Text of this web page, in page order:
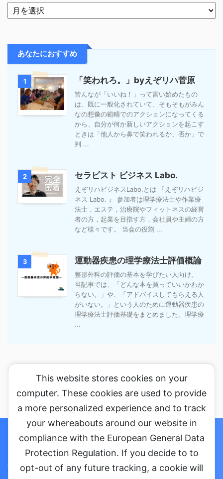
あなたにおすすめ
1 「笑われろ。」byえぞリハ菅原
皆んなが「いいね！」って言い始めたもの
は、既に一般化されていて、そもそもがみん
なの想像の範疇でのアクションになってくる
から、自分が何か新しいアクションを起こす
ときは「他人から鼻で笑われるか、否か」で
判 ...
2 セラピスト ビジネス Labo.
えぞリハビジネスLabo.とは 『えぞリハビジ
ネス Labo. 』 参加者は理学療法士や作業療
法士，エステ，治療院やフィットネスの経営
者の方，起業を目指す方，会社員や主婦の方
など様々です。 当会の役割 ...
3 運動器疾患の理学療法士評価概論
整形外科の評価の基本を学びたい人向け。
当記事では、「どんな本を買っていいかわか
らない。」や、「アドバイスしてもらえる人
がいない。」という人のために運動器疾患の
理学療法士評価基礎をまとめました。理学療
...
セミナーに参加する お問い合わせ・ご依頼
プライバシーポリシー
会社概要
This website stores cookies on your
computer. These cookies are used to provide
a more personalized experience and to track
your whereabouts around our website in
compliance with the European General Data
Protection Regulation. If you decide to to
opt-out of any future tracking, a cookie will